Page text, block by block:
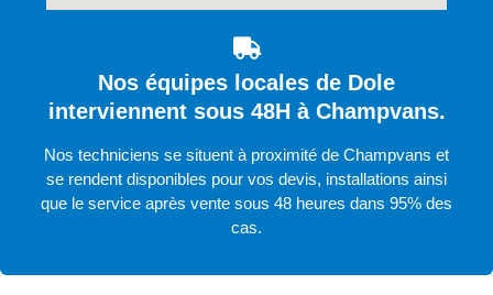
Nos équipes locales de Dole
interviennent sous 48H à Champvans.
Nos techniciens se situent à proximité de Champvans et
se rendent disponibles pour vos devis, installations ainsi
que le service après vente sous 48 heures dans 95% des
cas.